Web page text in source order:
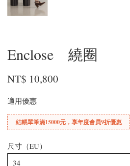
Enclose 繞圈
NT$ 10,800
適用優惠
結帳單筆滿15000元，享年度會員9折優惠
尺寸（EU）